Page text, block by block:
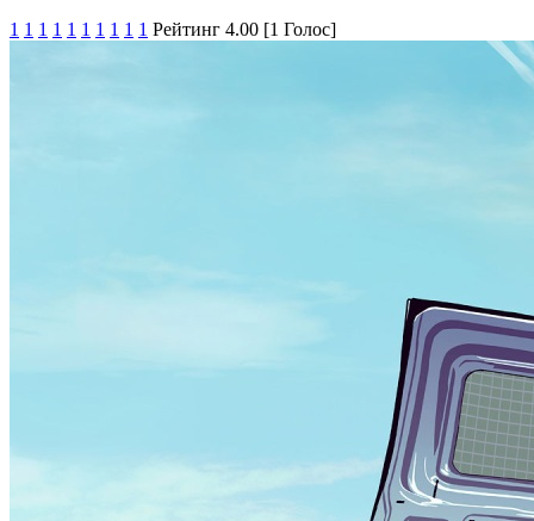
1 1 1 1 1 1 1 1 1 1 Рейтинг 4.00 [1 Голос]